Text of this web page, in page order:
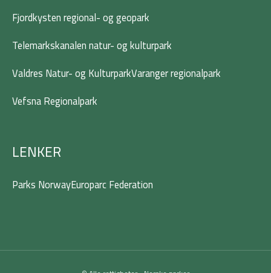
Fjordkysten regional- og geopark
Telemarkskanalen natur- og kulturpark
Valdres Natur- og KulturparkVaranger regionalpark
Vefsna Regionalpark
LENKER
Parks NorwayEuroparc Federation